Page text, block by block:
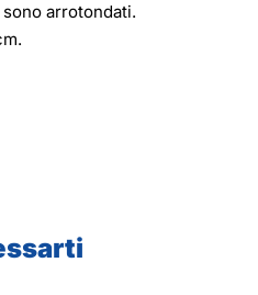
arrotondati.